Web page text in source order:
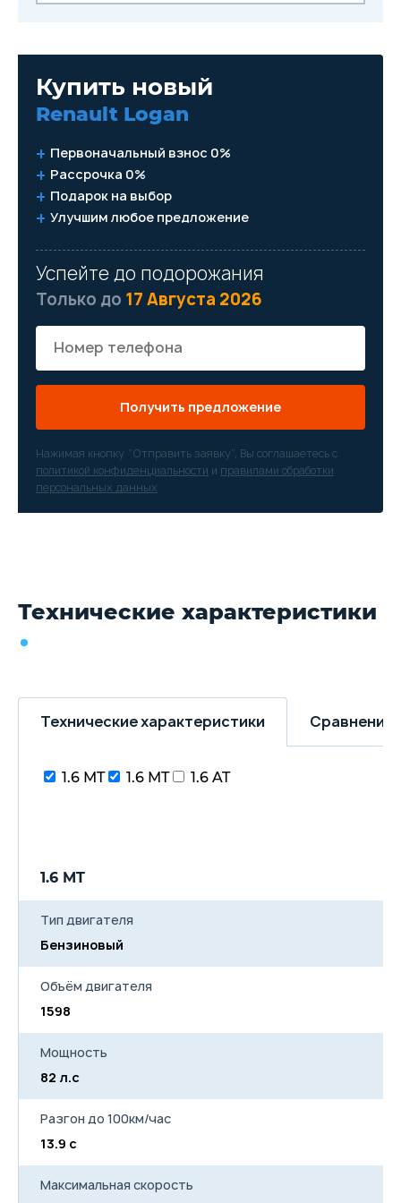
Купить новый
Renault Logan
Первоначальный взнос 0%
Рассрочка 0%
Подарок на выбор
Улучшим любое предложение
Успейте до подорожания
Только до 17 Августа 2026
Получить предложение
Нажимая кнопку “Отправить заявку”, Вы соглашаетесь с
политикой конфиденциальности и правилами обработки
персональных данных
Технические характеристики
Технические характеристики Сравнение
1.6 MT 1.6 MT 1.6 AT
1.6 MT
Тип двигателя
Бензиновый
Объём двигателя
1598
Мощность
82 л.с
Разгон до 100км/час
13.9 с
Максимальная скорость